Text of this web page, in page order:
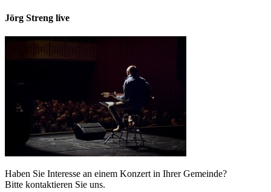
Jörg Streng live
Haben Sie Interesse an einem Konzert in Ihrer Gemeinde?
Bitte kontaktieren Sie uns.